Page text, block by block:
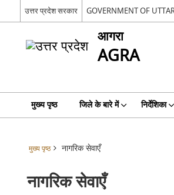
उत्तर प्रदेश सरकार GOVERNMENT OF
आगरा
AGRA
मुख्य पृष्ठ जिले के बारे में निर्देशिका
मुख्य पृष्ठ नागरिक सेवाएँ
नागरिक सेवाएँ